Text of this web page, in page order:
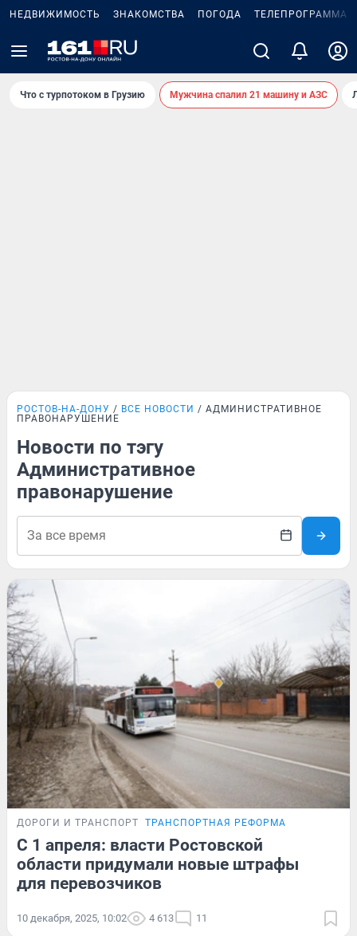
НЕДВИЖИМОСТЬ ЗНАКОМСТВА ПОГОДА ТЕЛЕПРОГРАММА
Что с турпотоком в Грузию Мужчина спалил 21 машину и АЗС
РОСТОВ-НА-ДОНУ ВСЕ НОВОСТИ
АДМИНИСТРАТИВНОЕ
ПРАВОНАРУШЕНИЕ
Новости по тэгу
Административное
правонарушение
ДОРОГИ И ТРАНСПОРТ ТРАНСПОРТНАЯ РЕФОРМА
С 1 апреля: власти Ростовской
области придумали новые штрафы
для перевозчиков
10 декабря, 2025, 10:02 4 613 11